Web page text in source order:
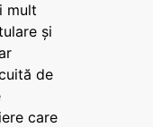
mult
și
de
care